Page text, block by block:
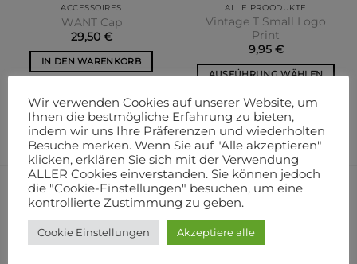
ACCESSOIRES
WANT Cap
29,50 €
IN DEN WARENKORB
zzgl.Versandkosten
ALLE PROODUKTE
Vintage T Small Logo
Print
9,95 €
AUSFÜHRUNG WÄHLEN
Produkt
weist
mehrere
Varianten
auf.
Die
zzgl.Versandkosten
UNSERE NEUZUGÄNGE
Hoodie „nature“ – Minimalist Botanical
Wir verwenden Cookies auf unserer Website, um
Ihnen die bestmögliche Erfahrung zu bieten,
indem wir uns Ihre Präferenzen und wiederholten
Besuche merken. Wenn Sie auf "Alle akzeptieren"
klicken, erklären Sie sich mit der Verwendung
ALLER Cookies einverstanden. Sie können jedoch
die "Cookie-Einstellungen" besuchen, um eine
kontrollierte Zustimmung zu geben.
Cookie Einstellungen Akzeptiere alle